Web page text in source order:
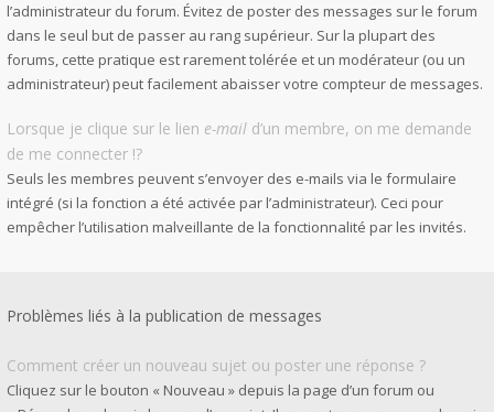
l’administrateur du forum. Évitez de poster des messages sur le forum
dans le seul but de passer au rang supérieur. Sur la plupart des
forums, cette pratique est rarement tolérée et un modérateur (ou un
administrateur) peut facilement abaisser votre compteur de messages.
Lorsque je clique sur le lien e-mail d’un membre, on me demande
de me connecter !?
Seuls les membres peuvent s’envoyer des e-mails via le formulaire
intégré (si la fonction a été activée par l’administrateur). Ceci pour
empêcher l’utilisation malveillante de la fonctionnalité par les invités.
Problèmes liés à la publication de messages
Comment créer un nouveau sujet ou poster une réponse ?
Cliquez sur le bouton « Nouveau » depuis la page d’un forum ou